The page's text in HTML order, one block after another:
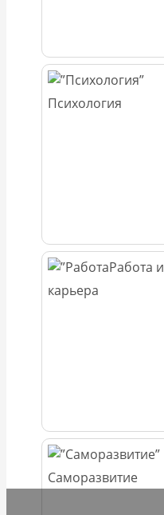
Психология
Работа и
карьера
Саморазвитие